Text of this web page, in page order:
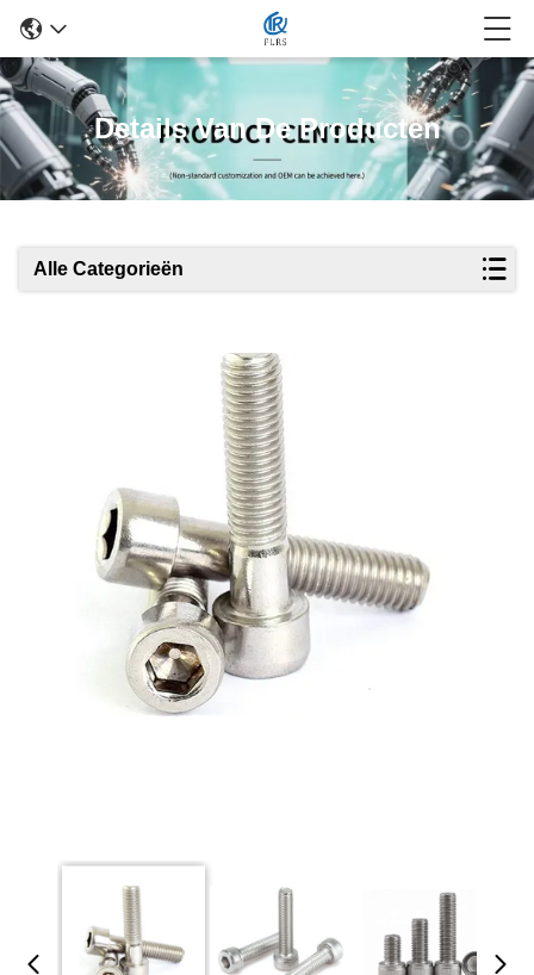
Details Van De Producten
Alle Categorieën